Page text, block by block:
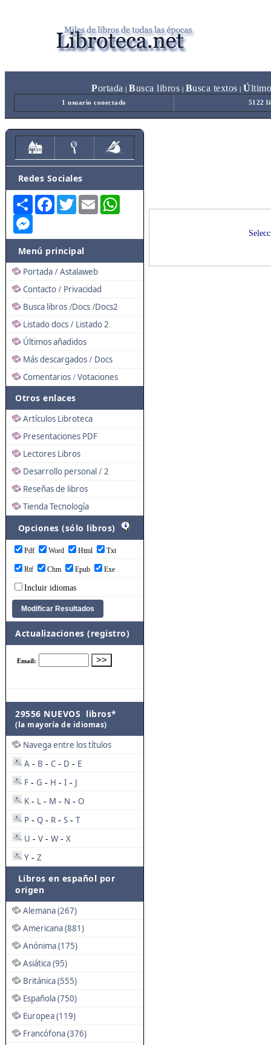
Portada Busca libros Busca textos Ú
1 usuario conectado 5122
Redes Sociales
Share FacebookTwitterEmail
Menú principal
Portada / Astalaweb
Contacto / Privacidad
Busca libros /Docs /Docs2
Listado docs / Listado 2
Últimos añadidos
Más descargados / Docs
Comentarios / Votaciones
Otros enlaces
Artículos Libroteca
Presentaciones PDF
Lectores Libros
Desarrollo personal / 2
Reseñas de libros
Tienda Tecnología
Opciones (sólo libros)
Pdf Word Html Txt
Rtf Chm Epub Exe
Incluir idiomas
Actualizaciones (registro)
29556 NUEVOS libros*
(la mayoría de idiomas)
Navega entre los títulos
A - B - C - D - E
F - G - H - I - J
K - L - M - N - O
P - Q - R - S - T
U - V - W - X
Y - Z
Libros en español por
origen
Alemana (267)
Americana (881)
Anónima (175)
Asiática (95)
Británica (555)
Española (750)
Europea (119)
Francófona (376)